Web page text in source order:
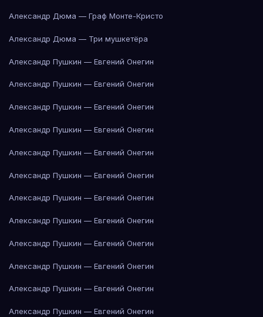
Александр Дюма — Граф Монте-Кристо
Александр Дюма — Три мушкетёра
Александр Пушкин — Евгений Онегин
Александр Пушкин — Евгений Онегин
Александр Пушкин — Евгений Онегин
Александр Пушкин — Евгений Онегин
Александр Пушкин — Евгений Онегин
Александр Пушкин — Евгений Онегин
Александр Пушкин — Евгений Онегин
Александр Пушкин — Евгений Онегин
Александр Пушкин — Евгений Онегин
Александр Пушкин — Евгений Онегин
Александр Пушкин — Евгений Онегин
Александр Пушкин — Евгений Онегин